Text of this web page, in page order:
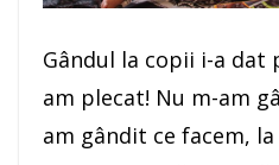
Gândul la copii i-a dat
am plecat! Nu m-am
am gândit ce facem,